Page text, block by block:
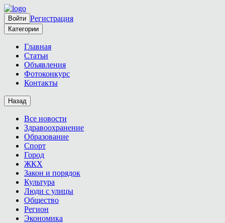
Войти Регистрация
Категории
Главная
Статьи
Объявления
Фотоконкурс
Контакты
Назад
Все новости
Здравоохранение
Образование
Спорт
Город
ЖКХ
Закон и порядок
Культура
Люди с улицы
Общество
Регион
Экономика